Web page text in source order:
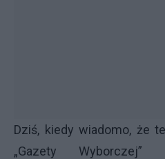
Dziś, kiedy wiadomo, że
„Gazety